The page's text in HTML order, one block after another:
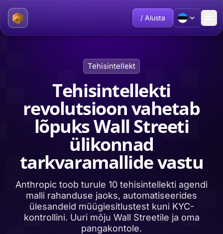
/ Alusta
Tehisintellekt
Tehisintellekti
revolutsioon vahetab
lõpuks Wall Streeti
ülikonnad
tarkvaramallide vastu
Anthropic toob turule 10 tehisintellekti agendi
malli rahanduse jaoks, automatiseerides
ülesandeid müügiesitlustest kuni KYC-
kontrollini. Uuri mõju Wall Streetile ja oma
pangakontole.